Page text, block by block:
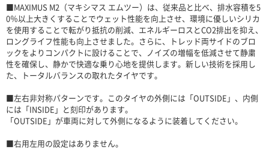
■MAXIMUS M2（マキシマス エムツー）は、従来品と比べ、排水容積を5
0％以上大きくすることでウェット性能を向上させ、環境に優しいシリカ
を使用することで転がり抵抗の削減、エネルギーロスとCO2排出を抑え、
ロングライフ性能も向上させました。さらに、トレッド両サイドのブロ
ックをよりコンパクトに設けることで、ノイズの増幅を低減させて静粛
性を確保し、静かで快適な乗り心地を提供します。新しい技術を採用し
た、トータルバランスの取れたタイヤです。
■左右非対称パターンです。このタイヤの外側には「OUTSIDE」、内側
には「INSIDE」と刻印があります。
「OUTSIDE」が車両に対して外側になるように装着してください。
■右用左用の設定はありません。